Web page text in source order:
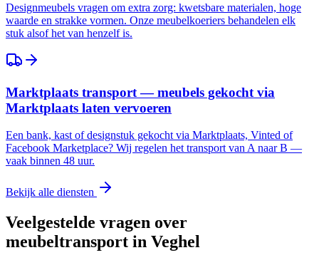
Designmeubels vragen om extra zorg: kwetsbare materialen, hoge
waarde en strakke vormen. Onze meubelkoeriers behandelen elk
stuk alsof het van henzelf is.
Marktplaats transport — meubels gekocht via
Marktplaats laten vervoeren
Een bank, kast of designstuk gekocht via Marktplaats, Vinted of
Facebook Marketplace? Wij regelen het transport van A naar B —
vaak binnen 48 uur.
Bekijk alle diensten
Veelgestelde vragen over
meubeltransport in Veghel